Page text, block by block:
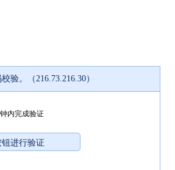
验。（216.73.216.30）
内完成验证